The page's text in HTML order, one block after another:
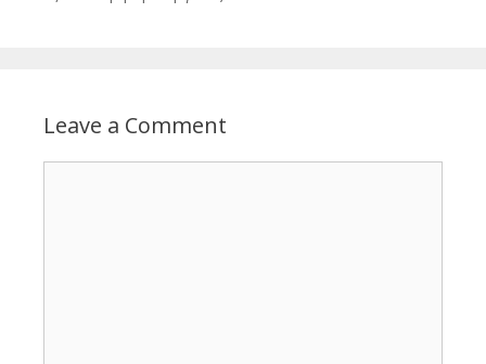
Leave a Comment